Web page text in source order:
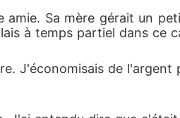
amie. Sa mère gérait un
à temps partiel dans ce
J'économisais de